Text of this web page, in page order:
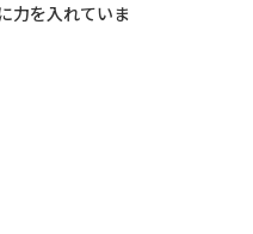
力を入れていま